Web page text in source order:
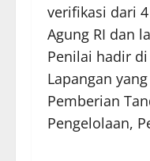
verifikasi dari
Agung RI dan
Penilai hadir
Lapangan
Pemberian
Pengelolaan,